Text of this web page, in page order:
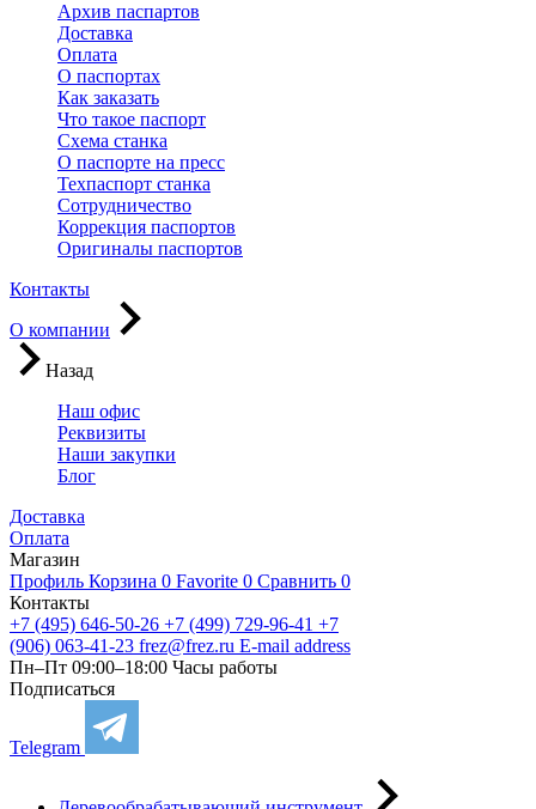
Архив паспартов
Доставка
Оплата
О паспортах
Как заказать
Что такое паспорт
Схема станка
О паспорте на пресс
Техпаспорт станка
Сотрудничество
Коррекция паспортов
Оригиналы паспортов
Контакты
О компании
Назад
Наш офис
Реквизиты
Наши закупки
Блог
Доставка
Оплата
Магазин
Профиль Корзина 0 Favorite 0 Сравнить 0
Контакты
+7 (495) 646-50-26 +7 (499) 729-96-41 +7
(906) 063-41-23 frez@frez.ru E-mail address
Пн–Пт 09:00–18:00 Часы работы
Подписаться
Telegram